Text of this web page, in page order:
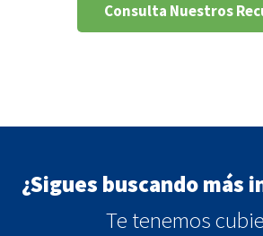
Consulta Nuestros
¿Sigues buscando más
Te tenemos